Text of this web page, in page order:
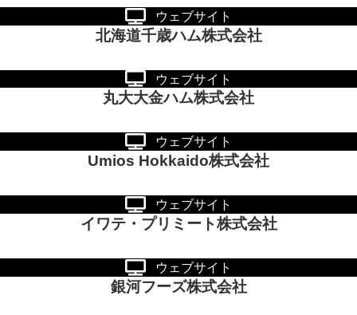
ウェブサイト
北海道千歳ハム株式会社
ウェブサイト
丸大大金ハム株式会社
ウェブサイト
Umios Hokkaido株式会社
ウェブサイト
イワテ・プリミート株式会社
ウェブサイト
銀河フーズ株式会社